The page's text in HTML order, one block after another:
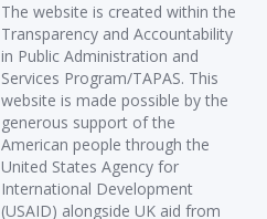
The website is created within the
Transparency and Accountability
in Public Administration and
Services Program/TAPAS. This
website is made possible by the
generous support of the
American people through the
United States Agency for
International Development
(USAID) alongside UK aid from